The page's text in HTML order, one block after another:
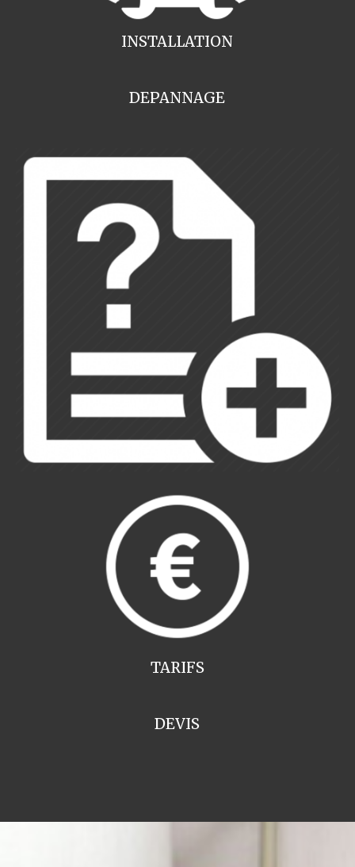
INSTALLATION
DEPANNAGE
TARIFS
DEVIS